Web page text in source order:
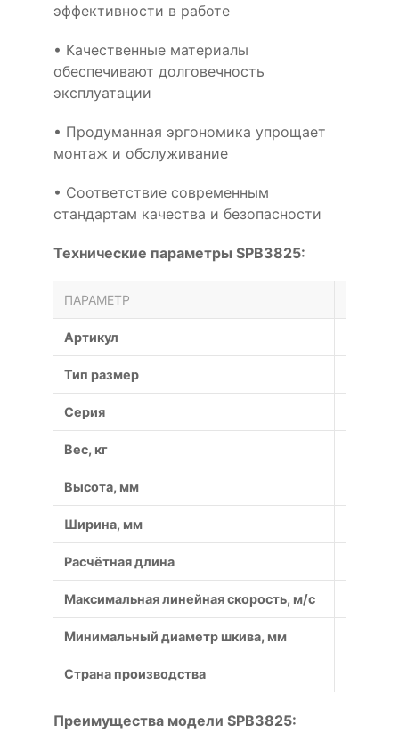
эффективности в работе
• Качественные материалы
обеспечивают долговечность
эксплуатации
• Продуманная эргономика упрощает
монтаж и обслуживание
• Соответствие современным
стандартам качества и безопасности
Технические параметры SPB3825:
ПАРАМЕТР
Артикул
Тип размер
Серия
Вес, кг
Высота, мм
Ширина, мм
Расчётная длина
Максимальная линейная скорость, м/с
Минимальный диаметр шкива, мм
Страна производства
Преимущества модели SPB3825: